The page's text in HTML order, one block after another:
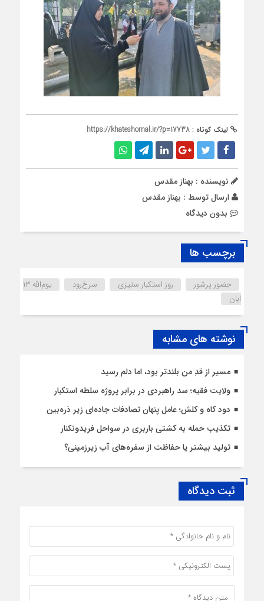
لینک کوتاه : https://khateshomal.ir/?p=17738
نویسنده : بهناز مقدس
ارسال توسط : بهناز مقدس
بدون دیدگاه
برچسب ها
جضور پرشور روز استکبار ستیزی سرخ‌رود
یوم‌الله ۱۳
ابان
نوشته های مشابه
مسیر از قدِ من بلندتر بود، اما دلم رسید
ولایت فقیه؛ سد راهبردی در برابر پروژه سلطه استکبار
دود کاه و کلش؛ عامل پنهان تصادفات جاده‌ای زیر ذره‌بین
تکذیب حمله به کشتی باربری در سواحل فریدونکنار
تولید بیشتر یا حفاظت از سفره‌های آب زیرزمینی؟
ثبت دیدگاه